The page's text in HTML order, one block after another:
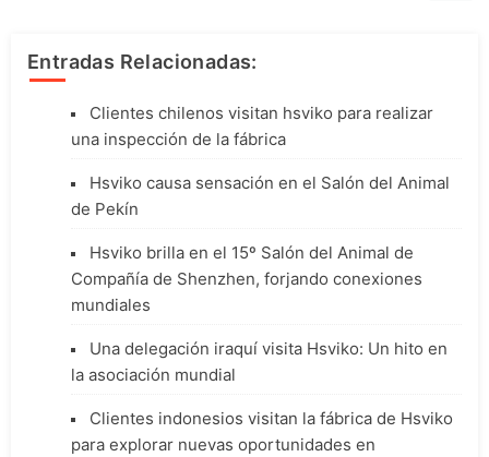
Entradas Relacionadas:
Clientes chilenos visitan hsviko para realizar
una inspección de la fábrica
Hsviko causa sensación en el Salón del Animal
de Pekín
Hsviko brilla en el 15º Salón del Animal de
Compañía de Shenzhen, forjando conexiones
mundiales
Una delegación iraquí visita Hsviko: Un hito en
la asociación mundial
Clientes indonesios visitan la fábrica de Hsviko
para explorar nuevas oportunidades en